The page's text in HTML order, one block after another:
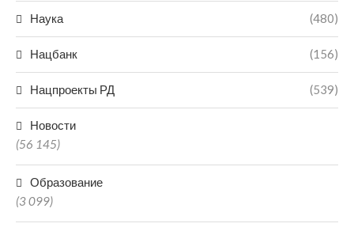
Наука (480)
Нацбанк (156)
Нацпроекты РД (539)
Новости
(56 145)
Образование
(3 099)